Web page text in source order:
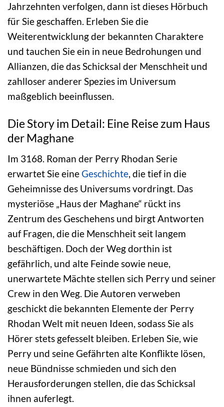
Jahrzehnten verfolgen, dann ist dieses Hörbuch
für Sie geschaffen. Erleben Sie die
Weiterentwicklung der bekannten Charaktere
und tauchen Sie ein in neue Bedrohungen und
Allianzen, die das Schicksal der Menschheit und
zahlloser anderer Spezies im Universum
maßgeblich beeinflussen.
Die Story im Detail: Eine Reise zum Haus
der Maghane
Im 3168. Roman der Perry Rhodan Serie
erwartet Sie eineGeschichte , die tief in die
Geheimnisse des Universums vordringt. Das
mysteriöse „Haus der Maghane“ rückt ins
Zentrum des Geschehens und birgt Antworten
auf Fragen, die die Menschheit seit langem
beschäftigen. Doch der Weg dorthin ist
gefährlich, und alte Feinde sowie neue,
unerwartete Mächte stellen sich Perry und seiner
Crew in den Weg. Die Autoren verweben
geschickt die bekannten Elemente der Perry
Rhodan Welt mit neuen Ideen, sodass Sie als
Hörer stets gefesselt bleiben. Erleben Sie, wie
Perry und seine Gefährten alte Konflikte lösen,
neue Bündnisse schmieden und sich den
Herausforderungen stellen, die das Schicksal
ihnen auferlegt.